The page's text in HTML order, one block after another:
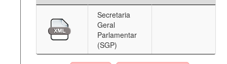
Secretaria
Geral
Parlamentar
(SGP)